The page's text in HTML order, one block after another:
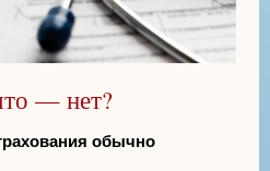
— нет?
обычно